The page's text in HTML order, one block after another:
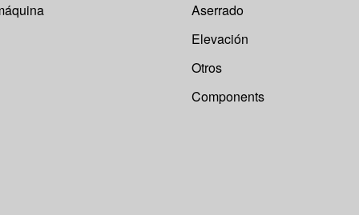
Aserrado
Elevación
Otros
Components